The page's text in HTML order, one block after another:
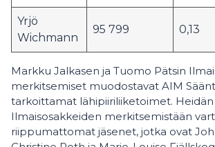
Yrjö
Wichmann
95 799 0,13
Markku Jalkasen ja Tuomo Pätsin
merkitsemiset muodostavat AIM
tarkoittamat lähipiiriliiketoimet. Heidän
Ilmaisosakkeiden merkitsemistään
riippumattomat jäsenet, jotka ovat